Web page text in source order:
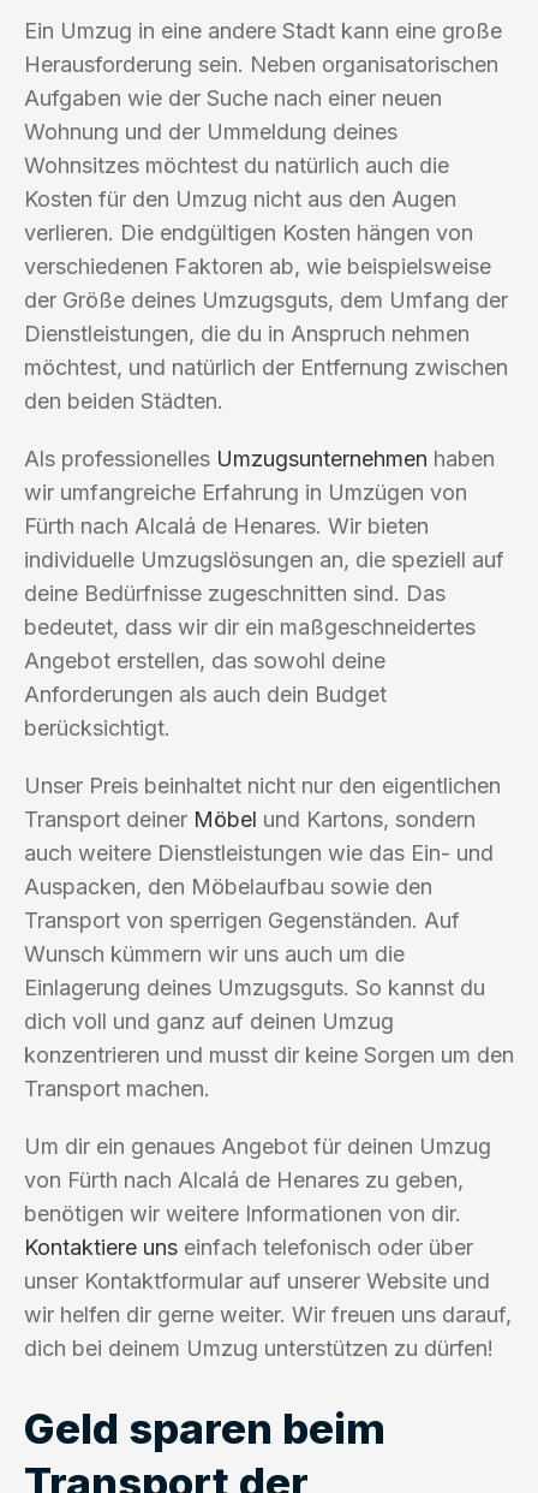
Ein Umzug in eine andere Stadt kann eine große
Herausforderung sein. Neben organisatorischen
Aufgaben wie der Suche nach einer neuen
Wohnung und der Ummeldung deines
Wohnsitzes möchtest du natürlich auch die
Kosten für den Umzug nicht aus den Augen
verlieren. Die endgültigen Kosten hängen von
verschiedenen Faktoren ab, wie beispielsweise
der Größe deines Umzugsguts, dem Umfang der
Dienstleistungen, die du in Anspruch nehmen
möchtest, und natürlich der Entfernung zwischen
den beiden Städten.
Als professionelles Umzugsunternehmen haben
wir umfangreiche Erfahrung in Umzügen von
Fürth nach Alcalá de Henares. Wir bieten
individuelle Umzugslösungen an, die speziell auf
deine Bedürfnisse zugeschnitten sind. Das
bedeutet, dass wir dir ein maßgeschneidertes
Angebot erstellen, das sowohl deine
Anforderungen als auch dein Budget
berücksichtigt.
Unser Preis beinhaltet nicht nur den eigentlichen
Transport deiner Möbel und Kartons, sondern
auch weitere Dienstleistungen wie das Ein- und
Auspacken, den Möbelaufbau sowie den
Transport von sperrigen Gegenständen. Auf
Wunsch kümmern wir uns auch um die
Einlagerung deines Umzugsguts. So kannst du
dich voll und ganz auf deinen Umzug
konzentrieren und musst dir keine Sorgen um den
Transport machen.
Um dir ein genaues Angebot für deinen Umzug
von Fürth nach Alcalá de Henares zu geben,
benötigen wir weitere Informationen von dir.
Kontaktiere uns einfach telefonisch oder über
unser Kontaktformular auf unserer Website und
wir helfen dir gerne weiter. Wir freuen uns darauf,
dich bei deinem Umzug unterstützen zu dürfen!
Geld sparen beim
Transport der